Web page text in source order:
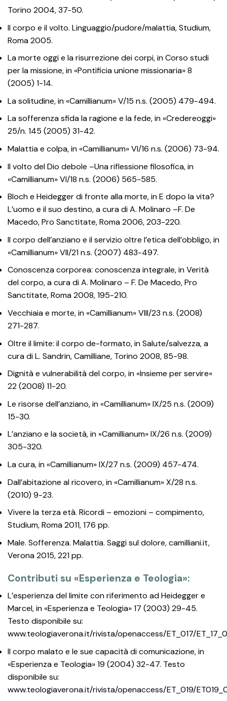
Torino 2004, 37-50.
Il corpo e il volto. Linguaggio/pudore/malattia, Studium,
Roma 2005.
La morte oggi e la risurrezione dei corpi, in Corso studi
per la missione, in «Pontificia unione missionaria» 8
(2005) 1-14.
La solitudine, in «Camillianum» V/15 n.s. (2005) 479-494.
La sofferenza sfida la ragione e la fede, in «Credereoggi»
25/n. 145 (2005) 31-42.
Malattia e colpa, in «Camillianum» VI/16 n.s. (2006) 73-94.
Il volto del Dio debole –Una riflessione filosofica, in
«Camillianum» VI/18 n.s. (2006) 565-585.
Bloch e Heidegger di fronte alla morte, in E dopo la vita?
L’uomo e il suo destino, a cura di A. Molinaro –F. De
Macedo, Pro Sanctitate, Roma 2006, 203-220.
Il corpo dell’anziano e il servizio oltre l’etica dell’obbligo, in
«Camillianum» VII/21 n.s. (2007) 483-497.
Conoscenza corporea: conoscenza integrale, in Verità
del corpo, a cura di A. Molinaro – F. De Macedo, Pro
Sanctitate, Roma 2008, 195-210.
Vecchiaia e morte, in «Camillianum» VIII/23 n.s. (2008)
271-287.
Oltre il limite: il corpo de-formato, in Salute/salvezza, a
cura di L. Sandrin, Camilliane, Torino 2008, 85-98.
Dignità e vulnerabilità del corpo, in «Insieme per servire»
22 (2008) 11-20.
Le risorse dell’anziano, in «Camillianum» IX/25 n.s. (2009)
15-30.
L’anziano e la società, in «Camillianum» IX/26 n.s. (2009)
305-320.
La cura, in «Camillianum» IX/27 n.s. (2009) 457-474.
Dall’abitazione al ricovero, in «Camillianum» X/28 n.s.
(2010) 9-23.
Vivere la terza età. Ricordi – emozioni – compimento,
Studium, Roma 2011, 176 pp.
Male. Sofferenza. Malattia. Saggi sul dolore, camilliani.it,
Verona 2015, 221 pp.
Contributi su «Esperienza e Teologia»:
L’esperienza del limite con riferimento ad Heidegger e
Marcel, in «Esperienza e Teologia» 17 (2003) 29-45.
Testo disponibile su:
www.teologiaverona.it/rivista/openaccess/ET_017/
Il corpo malato e le sue capacità di comunicazione, in
«Esperienza e Teologia» 19 (2004) 32-47. Testo
disponibile su:
www.teologiaverona.it/rivista/openaccess/ET_019/